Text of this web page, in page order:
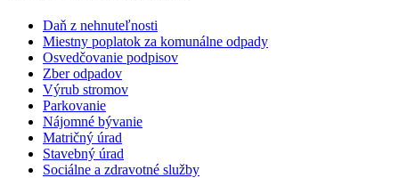
Daň z nehnuteľnosti
Miestny poplatok za komunálne odpady
Osvedčovanie podpisov
Zber odpadov
Výrub stromov
Parkovanie
Nájomné bývanie
Matričný úrad
Stavebný úrad
Sociálne a zdravotné služby